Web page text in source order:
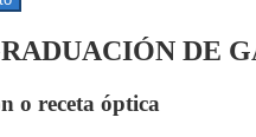
DE
o receta óptica